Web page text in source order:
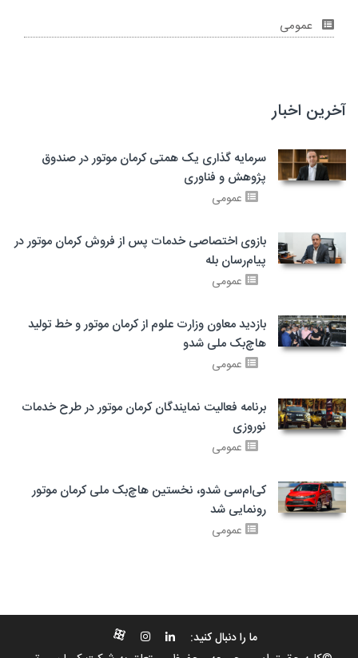
عمومی
آخرین اخبار
سرمایه گذاری یک همتی کرمان موتور در صندوق
پژوهش و فناوری
عمومی
بازوی اختصاصی خدمات پس از فروش کرمان موتور در
پیام‌رسان بله
عمومی
بازدید معاون وزارت علوم از کرمان موتور و خط تولید
هاچ‌بک ملی شدو
عمومی
برنامه فعالیت نمایندگان کرمان موتور در طرح خدمات
نوروزی
عمومی
کی‌ام‌سی شدو، نخستین هاچ‌بک ملی کرمان موتور
رونمایی شد
عمومی
ما را دنبال کنید: